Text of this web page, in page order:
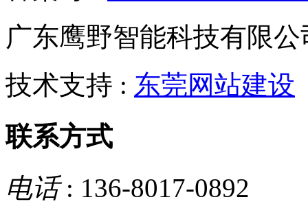
广东鹰野智能科技有限
技术支持 : 东莞网站建设
联系方式
电话: 136-8017-0892